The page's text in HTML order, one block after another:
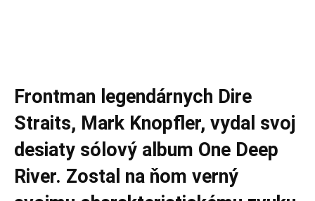
Frontman legendárnych Dire
Straits, Mark Knopfler, vydal svoj
desiaty sólový album One Deep
River. Zostal na ňom verný